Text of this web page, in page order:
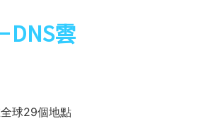
DNS雲
球29個地點